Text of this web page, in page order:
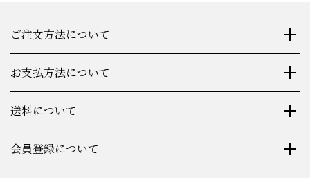
ご注文方法について
お支払方法について
送料について
会員登録について